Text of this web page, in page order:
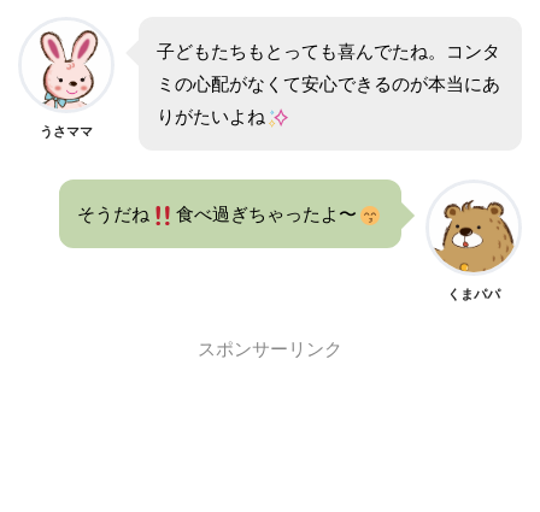
うさママ
子どもたちもとっても喜んでたね。コンタ
ミの心配がなくて安心できるのが本当にあ
りがたいよね
そうだね 食べ過ぎちゃったよ〜
くまパパ
スポンサーリンク